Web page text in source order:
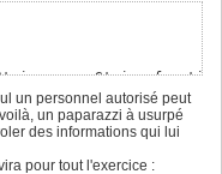
nom, String fonction
)
{
un personnel autorisé peut
un paparazzi à usurpé
des informations qui lui
pour tout l'exercice :